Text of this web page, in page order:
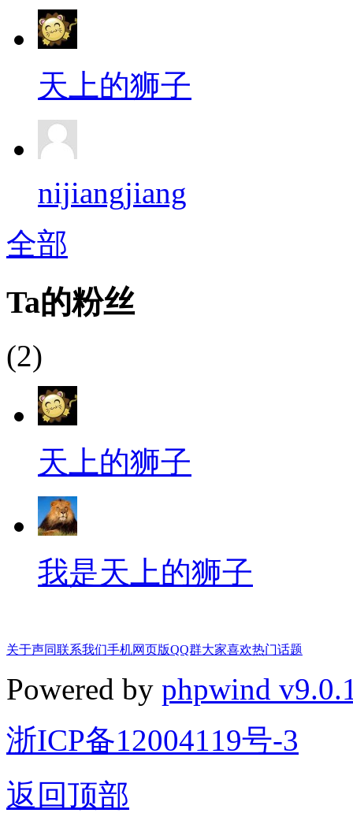
天上的狮子
nijiangjiang
全部
Ta的粉丝
(2)
天上的狮子
我是天上的狮子
关于声同联系我们手机网页版QQ群大家喜欢热门话题
Powered by phpwind
浙ICP备12004119号-3
返回顶部